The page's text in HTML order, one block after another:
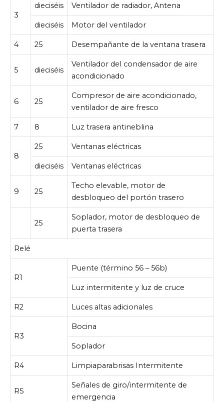
3
dieciséis Ventilador de radiador, Antena
dieciséis Motor del ventilador
4 25 Desempañante de la ventana trasera
5 dieciséis
Ventilador del condensador de aire
acondicionado
6 25
Compresor de aire acondicionado,
ventilador de aire fresco
7 8 Luz trasera antineblina
8
25 Ventanas eléctricas
dieciséis Ventanas eléctricas
9 25
Techo elevable, motor de
desbloqueo del portón trasero
25
Soplador, motor de desbloqueo de
puerta trasera
Relé
R1
Puente (término 56 – 56b)
Luz intermitente y luz de cruce
R2 Luces altas adicionales
R3
Bocina
Soplador
R4 Limpiaparabrisas Intermitente
R5
Señales de giro/intermitente de
emergencia